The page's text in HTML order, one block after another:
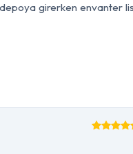
girerken envanter